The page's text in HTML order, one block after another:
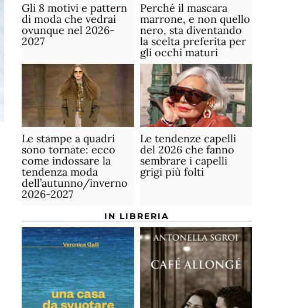
Gli 8 motivi e pattern
di moda che vedrai
ovunque nel 2026-
2027
Perché il mascara
marrone, e non quello
nero, sta diventando
la scelta preferita per
gli occhi maturi
Le stampe a quadri
sono tornate: ecco
come indossare la
tendenza moda
dell’autunno/inverno
2026-2027
Le tendenze capelli
del 2026 che fanno
sembrare i capelli
grigi più folti
IN LIBRERIA